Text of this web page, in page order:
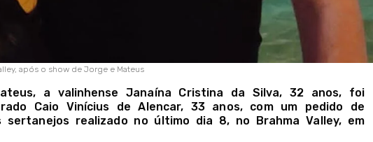
após o show de Jorge e Mateus
a valinhense Janaína Cristina da Silva, 32 anos, foi
Caio Vinícius de Alencar, 33 anos, com um pedido de
sertanejos realizado no último dia 8, no Brahma Valley, em